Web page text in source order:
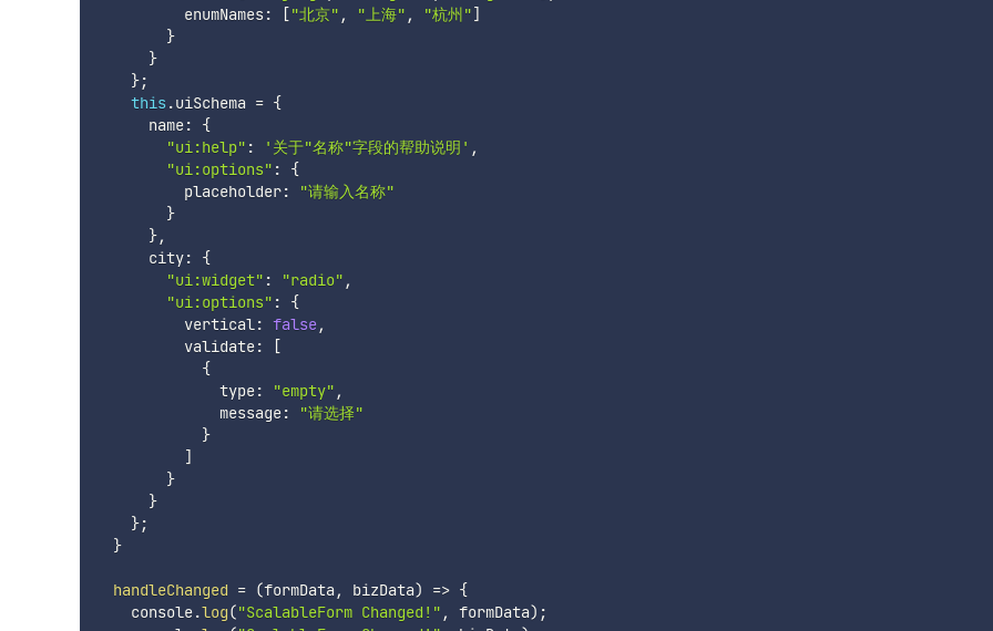
          enumNames
: ["北京" , "上海" , "杭州"]
}
}
};
this .uiSchema = {
      name
:
{
"ui:help" : '关于"名称"字段的帮助说明' ,
"ui:options" :
{
          placeholder
:
"请输入名称"
}
},
      city
:
{
"ui:widget" : "radio" ,
"ui:options" :
{
          vertical
: false,
          validate
:
[
{
              type
: "empty" ,
              message
:
"请选择"
}
]
}
}
};
}
handleChanged = (formData , bizData) => {
    console
.log("ScalableForm Changed!" , formData) ;